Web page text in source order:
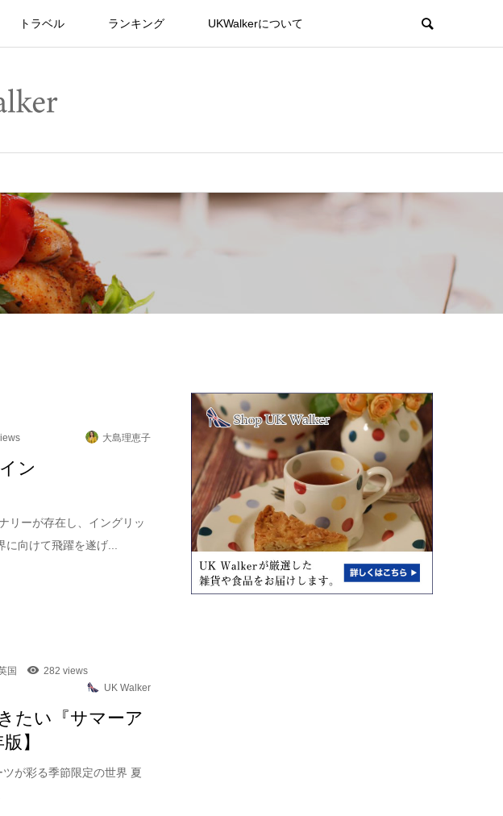
トラベル ランキング UKWalkerについて
大島理恵子
ン
リーが存在し、イングリッ
向けて飛躍を遂げ...
国
282 views
UK Walker
たい『サマーア
】
が彩る季節限定の世界 夏